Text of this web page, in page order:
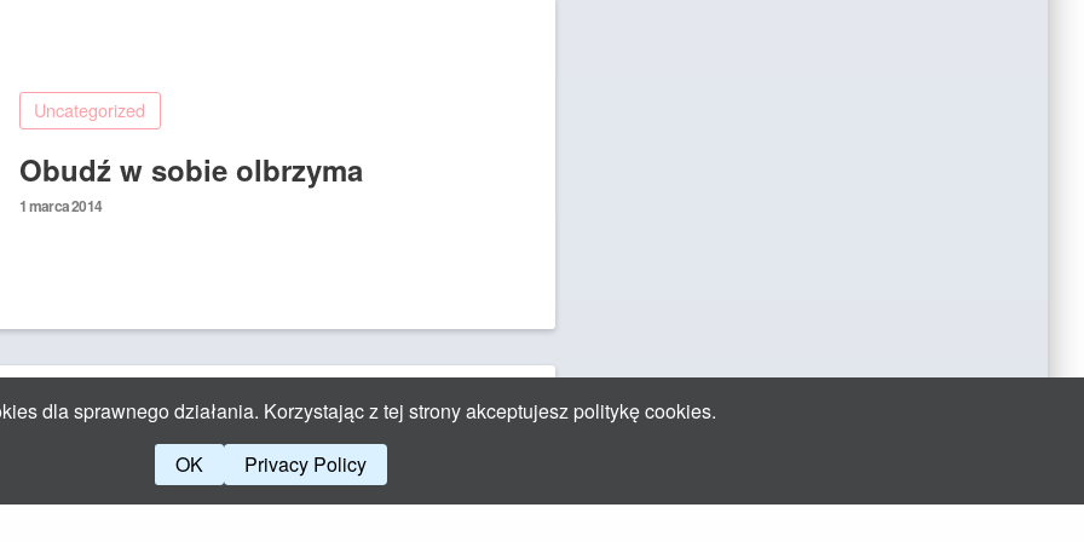
Uncategorized
Obudź w sobie olbrzyma
Posted
1 marca 2014
dla sprawnego działania. Korzystając z tej strony akceptujesz politykę cookies.
OK
Privacy Policy